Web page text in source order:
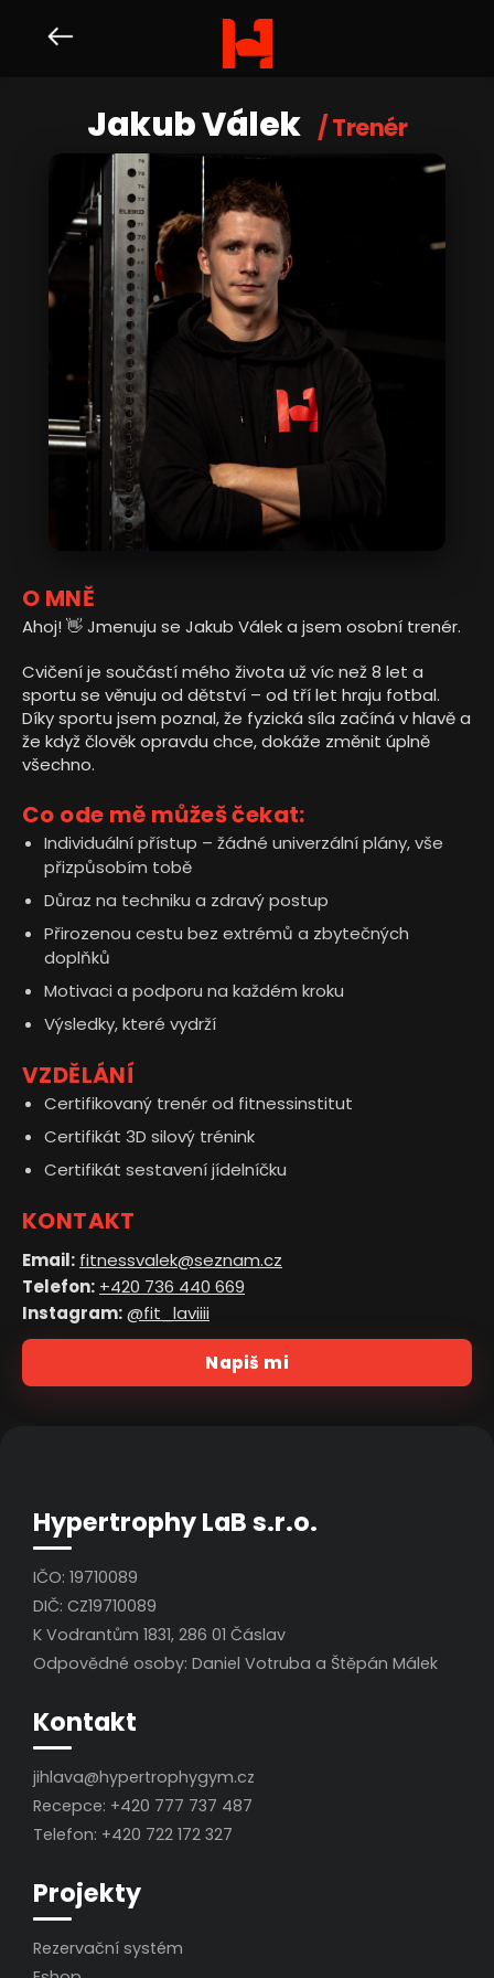
Jakub Válek / Trenér
O MNĚ
Ahoj! 👋 Jmenuju se Jakub Válek a jsem osobní trenér.
Cvičení je součástí mého života už víc než 8 let a
sportu se věnuju od dětství – od tří let hraju fotbal.
Díky sportu jsem poznal, že fyzická síla začíná v hlavě a
že když člověk opravdu chce, dokáže změnit úplně
všechno.
Co ode mě můžeš čekat:
Individuální přístup – žádné univerzální plány, vše
přizpůsobím tobě
Důraz na techniku a zdravý postup
Přirozenou cestu bez extrémů a zbytečných
doplňků
Motivaci a podporu na každém kroku
Výsledky, které vydrží
VZDĚLÁNÍ
Certifikovaný trenér od fitnessinstitut
Certifikát 3D silový trénink
Certifikát sestavení jídelníčku
KONTAKT
Email: fitnessvalek@seznam.cz
Telefon: +420 736 440 669
Instagram:@fit_laviiii
Napiš mi
Hypertrophy LaB s.r.o.
IČO: 19710089
DIČ: CZ19710089
K Vodrantům 1831, 286 01 Čáslav
Odpovědné osoby: Daniel Votruba a Štěpán Málek
Kontakt
jihlava@hypertrophygym.cz
Recepce: +420 777 737 487
Telefon: +420 722 172 327
Projekty
Rezervační systém